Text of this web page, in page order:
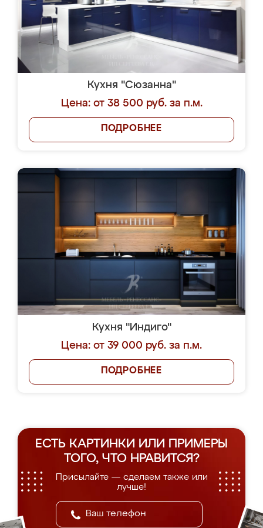
Кухня "Сюзанна"
Цена: от 38 500 руб. за п.м.
ПОДРОБНЕЕ
Кухня "Индиго"
Цена: от 39 000 руб. за п.м.
ПОДРОБНЕЕ
ЕСТЬ КАРТИНКИ ИЛИ ПРИМЕРЫ
ТОГО, ЧТО НРАВИТСЯ?
Присылайте — сделаем также или
лучше!